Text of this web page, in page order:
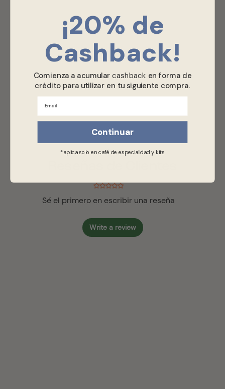
Sé el primero en escribir una reseña
Write a review
¡20% de
Cashback​!
Comienza a acumularcashback en forma de
crédito para utilizar en tu siguiente compra.
Email
Continuar
*aplica solo en café de especialidad y kits